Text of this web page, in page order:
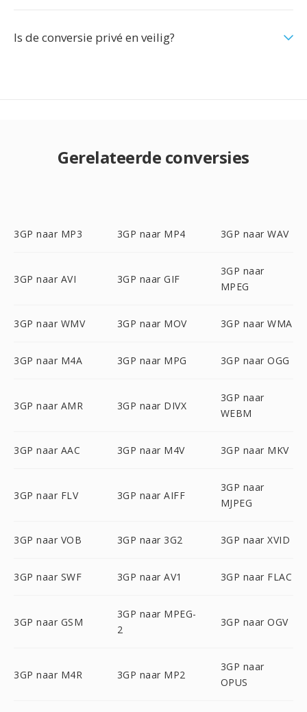
Is de conversie privé en veilig?
Gerelateerde conversies
3GP naar MP3 3GP naar MP4 3GP naar WAV
3GP naar AVI 3GP naar GIF
3GP naar
MPEG
3GP naar WMV 3GP naar MOV 3GP naar WMA
3GP naar M4A 3GP naar MPG 3GP naar OGG
3GP naar AMR 3GP naar DIVX
3GP naar
WEBM
3GP naar AAC 3GP naar M4V 3GP naar MKV
3GP naar FLV 3GP naar AIFF
3GP naar
MJPEG
3GP naar VOB 3GP naar 3G2 3GP naar XVID
3GP naar SWF 3GP naar AV1 3GP naar FLAC
3GP naar GSM
3GP naar MPEG-
2
3GP naar OGV
3GP naar M4R 3GP naar MP2
3GP naar
OPUS